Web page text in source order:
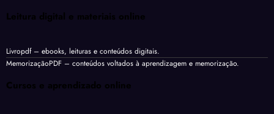
Leitura digital e materiais online
Livropdf– ebooks, leituras e conteúdos digitais.
MemorizaçãoPDF – conteúdos voltados à aprendizagem e memorização.
Cursos e aprendizado online